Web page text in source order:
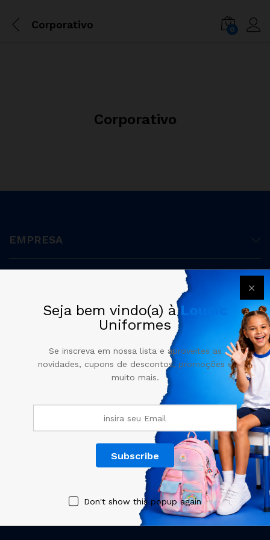
Corporativo 0
Corporativo
EMPRESA
CONTA
NEWSLETTER
Registre-se agora para receber novidades e cupons de
Seja bem vindo(a) àLoucic
Uniformes
Se inscreva em nossa lista e aproveites as
novidades, cupons de descontos, promoções e
muito mais.
Don't show this popup again